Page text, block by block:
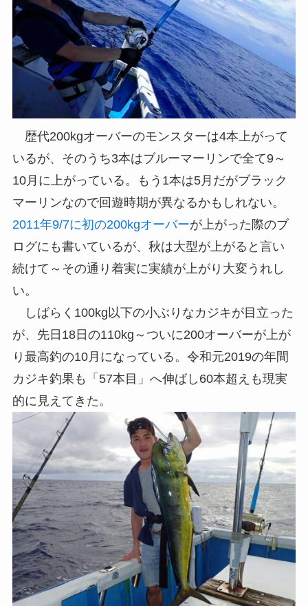
歴代200kgオーバーのモンスターは4本上がって
いるが、そのうち3本はブルーマーリンで全て9～
10月に上がっている。もう1本は5月だがブラック
マーリンなので回遊時期が異なるかもしれない。
2011年9/7に初の200kgオーバーが上がった際のブ
ログにも書いているが、秋は大型が上がると言い
続けて～その通り着実に実績が上がり大変うれし
い。
しばらく100kg以下の小ぶりなカジキが目立った
が、先日18日の110kg～ついに200オーバーが上が
り最高釣の10月になっている。令和元2019の年間
カジキ釣果も「57本目」へ伸ばし60本超えも現実
的に見えてきた。